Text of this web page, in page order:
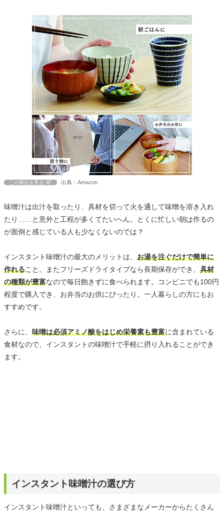
この商品を見る 出典：Amazon
味噌汁は出汁を取ったり、具材を切って火を通して味噌を溶き入れ
たり……と意外と工程が多くてたいへん。とくに忙しい朝は作るの
が面倒と感じている人も少なくないのでは？
インスタント味噌汁の最大のメリットは、 お湯を注ぐだけで簡単に
作れること。またフリーズドライタイプなら長期保存ができ、 具材
の種類が豊富なので毎日飽きずに食べられます。コンビニでも100円
程度で購入でき、お弁当のお供にぴったり。一人暮らしの方にもお
すすめです。
さらに、 味噌は必須アミノ酸をはじめ栄養素も豊富に含まれている
食材なので、インスタントの味噌汁で手軽に摂り入れることができ
ます。
インスタント味噌汁の選び方
インスタント味噌汁といっても、さまざまなメーカーからたくさん